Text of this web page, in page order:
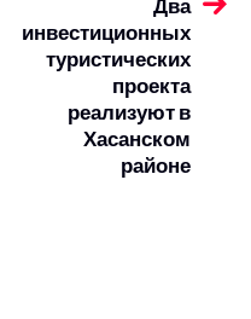
Два
инвестиционных
туристических
проекта
реализуют в
Хасанском
районе